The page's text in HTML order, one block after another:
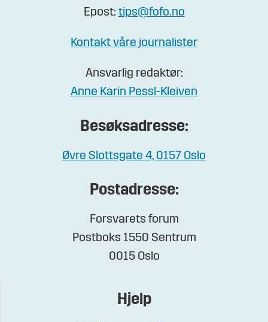
Epost: tips@fofo.no
Kontakt våre journalister
Ansvarlig redaktør:
Anne Karin Pessl-Kleiven
Besøksadresse:
Øvre Slottsgate 4, 0157 Oslo
Postadresse:
Forsvarets forum
Postboks 1550 Sentrum
0015 Oslo
Hjelp